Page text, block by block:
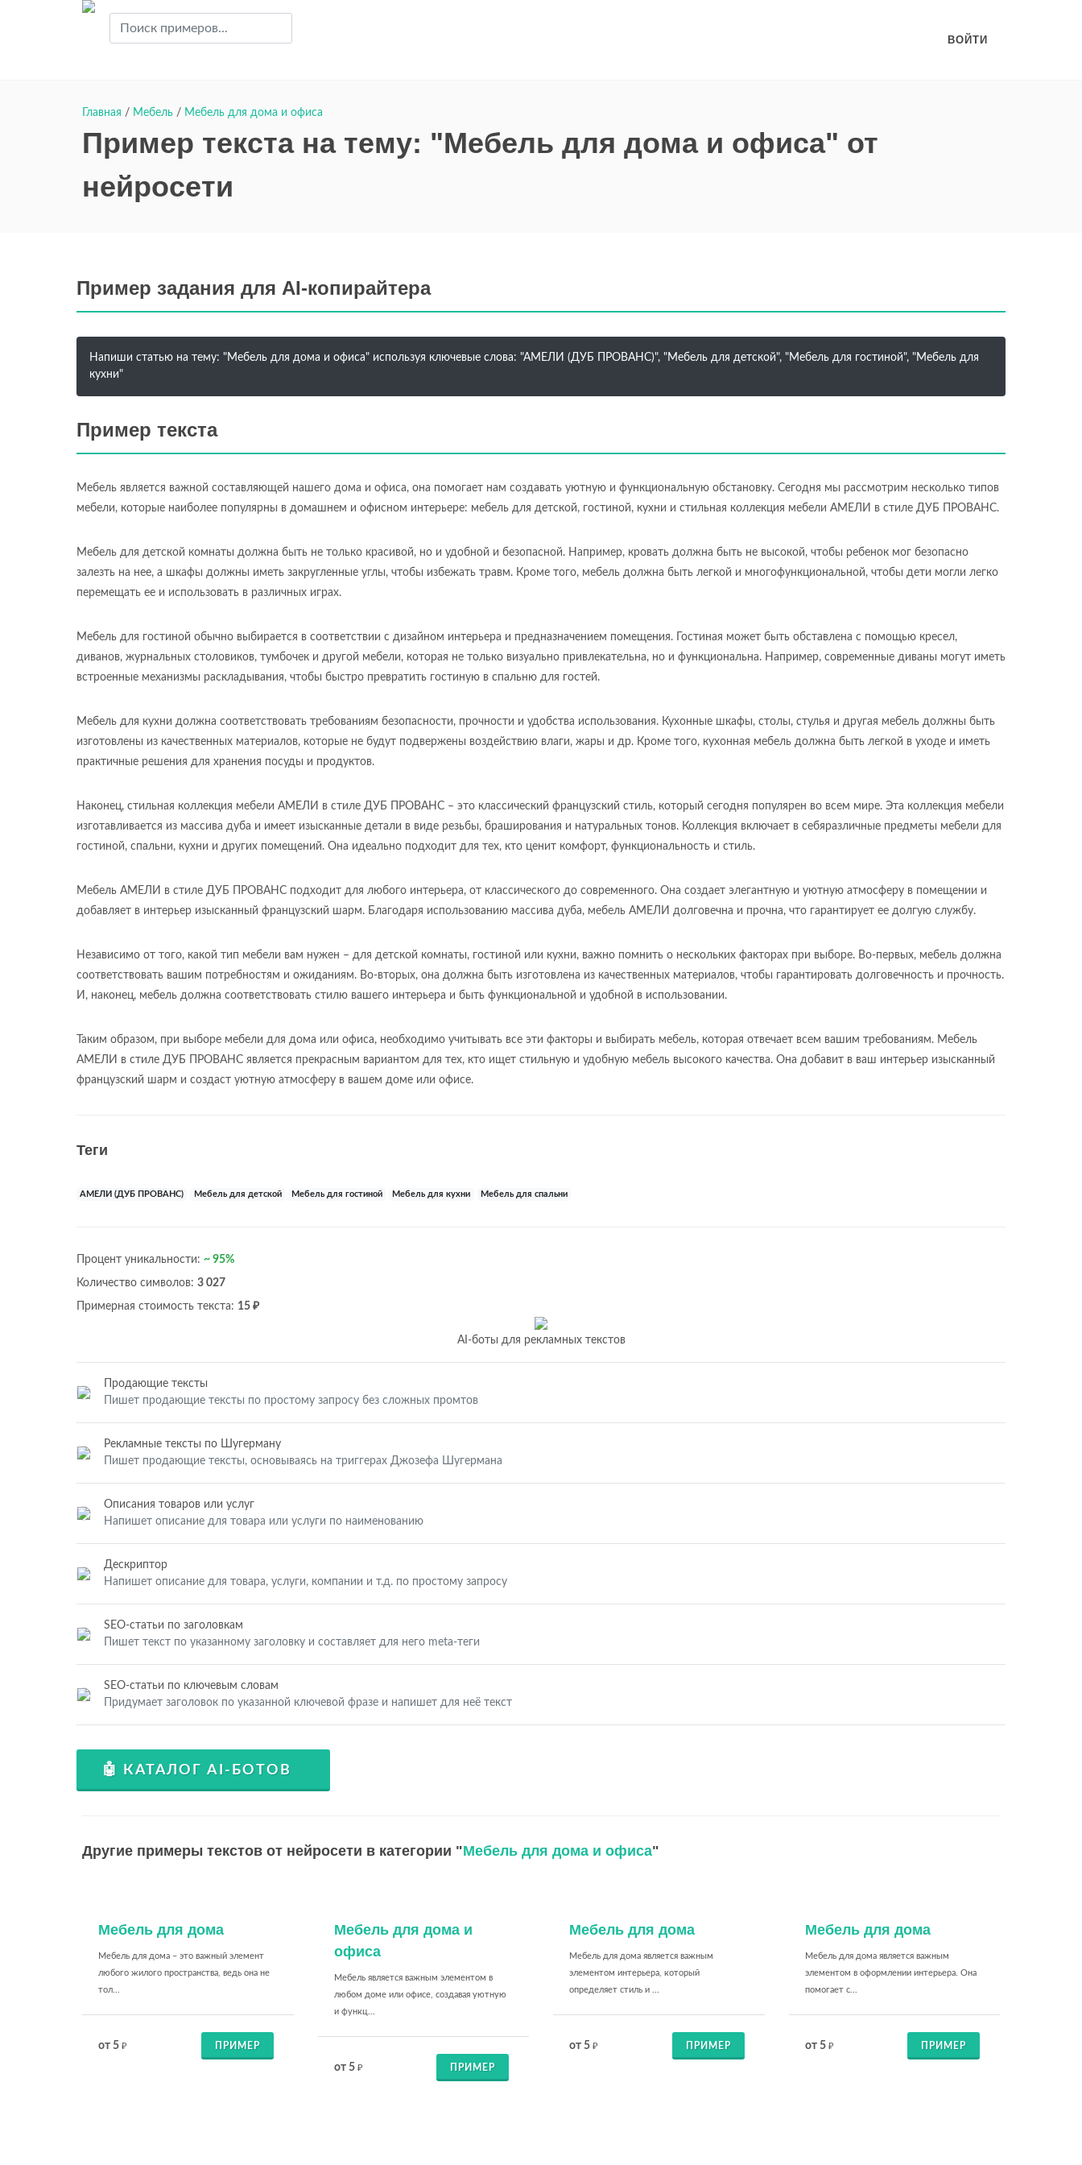
ВОЙТИ
Главная / Мебель / Мебель для дома и офиса
Пример текста на тему: "Мебель для дома и офиса" от
нейросети
Пример задания для AI-копирайтера
Напиши статью на тему: "Мебель для дома и офиса" используя ключевые слова: "АМЕЛИ (ДУБ ПРОВАНС)", "Мебель для детской", "Мебель для гостиной", "Мебель для
кухни"
Пример текста
Мебель является важной составляющей нашего дома и офиса, она помогает нам создавать уютную и функциональную обстановку. Сегодня мы рассмотрим несколько типов
мебели, которые наиболее популярны в домашнем и офисном интерьере: мебель для детской, гостиной, кухни и стильная коллекция мебели АМЕЛИ в стиле ДУБ ПРОВАНС.
Мебель для детской комнаты должна быть не только красивой, но и удобной и безопасной. Например, кровать должна быть не высокой, чтобы ребенок мог безопасно
залезть на нее, а шкафы должны иметь закругленные углы, чтобы избежать травм. Кроме того, мебель должна быть легкой и многофункциональной, чтобы дети могли легко
перемещать ее и использовать в различных играх.
Мебель для гостиной обычно выбирается в соответствии с дизайном интерьера и предназначением помещения. Гостиная может быть обставлена с помощью кресел,
диванов, журнальных столовиков, тумбочек и другой мебели, которая не только визуально привлекательна, но и функциональна. Например, современные диваны могут иметь
встроенные механизмы раскладывания, чтобы быстро превратить гостиную в спальню для гостей.
Мебель для кухни должна соответствовать требованиям безопасности, прочности и удобства использования. Кухонные шкафы, столы, стулья и другая мебель должны быть
изготовлены из качественных материалов, которые не будут подвержены воздействию влаги, жары и др. Кроме того, кухонная мебель должна быть легкой в уходе и иметь
практичные решения для хранения посуды и продуктов.
Наконец, стильная коллекция мебели АМЕЛИ в стиле ДУБ ПРОВАНС – это классический французский стиль, который сегодня популярен во всем мире. Эта коллекция мебели
изготавливается из массива дуба и имеет изысканные детали в виде резьбы, браширования и натуральных тонов. Коллекция включает в себяразличные предметы мебели для
гостиной, спальни, кухни и других помещений. Она идеально подходит для тех, кто ценит комфорт, функциональность и стиль.
Мебель АМЕЛИ в стиле ДУБ ПРОВАНС подходит для любого интерьера, от классического до современного. Она создает элегантную и уютную атмосферу в помещении и
добавляет в интерьер изысканный французский шарм. Благодаря использованию массива дуба, мебель АМЕЛИ долговечна и прочна, что гарантирует ее долгую службу.
Независимо от того, какой тип мебели вам нужен – для детской комнаты, гостиной или кухни, важно помнить о нескольких факторах при выборе. Во-первых, мебель должна
соответствовать вашим потребностям и ожиданиям. Во-вторых, она должна быть изготовлена из качественных материалов, чтобы гарантировать долговечность и прочность.
И, наконец, мебель должна соответствовать стилю вашего интерьера и быть функциональной и удобной в использовании.
Таким образом, при выборе мебели для дома или офиса, необходимо учитывать все эти факторы и выбирать мебель, которая отвечает всем вашим требованиям. Мебель
АМЕЛИ в стиле ДУБ ПРОВАНС является прекрасным вариантом для тех, кто ищет стильную и удобную мебель высокого качества. Она добавит в ваш интерьер изысканный
французский шарм и создаст уютную атмосферу в вашем доме или офисе.
Теги
АМЕЛИ (ДУБ ПРОВАНС) Мебель для детской Мебель для гостиной Мебель для кухни Мебель для спальни
Процент уникальности: ~ 95%
Количество символов: 3 027
Примерная стоимость текста: 15 ₽
AI-боты для рекламных текстов
Продающие тексты
Пишет продающие тексты по простому запросу без сложных промтов
Рекламные тексты по Шугерману
Пишет продающие тексты, основываясь на триггерах Джозефа Шугермана
Описания товаров или услуг
Напишет описание для товара или услуги по наименованию
Дескриптор
Напишет описание для товара, услуги, компании и т.д. по простому запросу
SEO-статьи по заголовкам
Пишет текст по указанному заголовку и составляет для него meta-теги
SEO-статьи по ключевым словам
Придумает заголовок по указанной ключевой фразе и напишет для неё текст
🤖 КАТАЛОГ AI-БОТОВ
Другие примеры текстов от нейросети в категории "Мебель для дома и офиса"
Мебель для дома
Мебель для дома – это важный элемент
любого жилого пространства, ведь она не
тол...
от 5 ₽ ПРИМЕР
Мебель для дома и
офиса
Мебель является важным элементом в
любом доме или офисе, создавая уютную
и функц...
от 5 ₽ ПРИМЕР
Мебель для дома
Мебель для дома является важным
элементом интерьера, который
определяет стиль и ...
от 5 ₽ ПРИМЕР
Мебель для дома
Мебель для дома является важным
элементом в оформлении интерьера. Она
помогает с...
от 5 ₽ ПРИМЕР